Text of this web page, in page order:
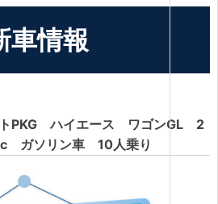
車情報
PKG ハイエース ワゴンGL 2
ガソリン車 10人乗り